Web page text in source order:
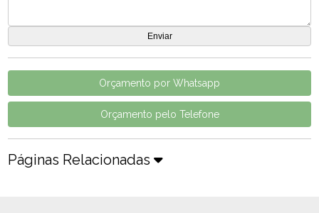
Orçamento por Whatsapp
Orçamento pelo Telefone
Páginas Relacionadas